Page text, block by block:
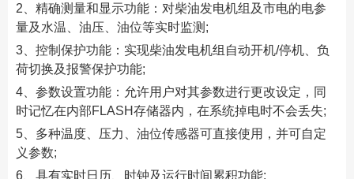
2、精确测量和显示功能：对柴油发电机组及市电的电参
量及水温、油压、油位等实时监测;
3、控制保护功能：实现柴油发电机组自动开机/停机、负
荷切换及报警保护功能;
4、参数设置功能：允许用户对其参数进行更改设定，同
时记忆在内部FLASH存储器内，在系统掉电时不会丢失;
5、多种温度、压力、油位传感器可直接使用，并可自定
义参数;
6、具有实时日历、时钟及运行时间累积功能;